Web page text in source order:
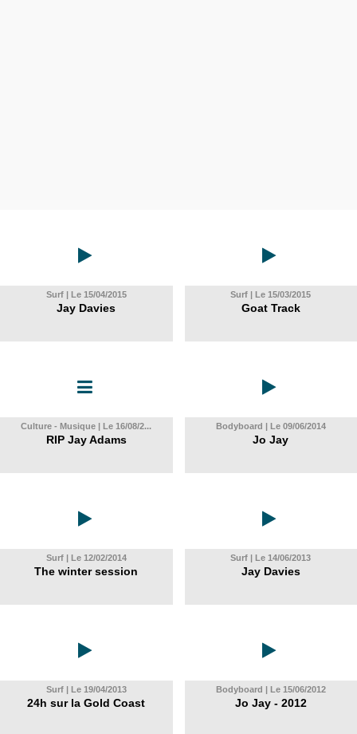
Surf | Le 15/04/2015
Jay Davies
Surf | Le 15/03/2015
Goat Track
Culture - Musique | Le 16/08/2...
RIP Jay Adams
Bodyboard | Le 09/06/2014
Jo Jay
Surf | Le 12/02/2014
The winter session
Surf | Le 14/06/2013
Jay Davies
Surf | Le 19/04/2013
24h sur la Gold Coast
Bodyboard | Le 15/06/2012
Jo Jay - 2012